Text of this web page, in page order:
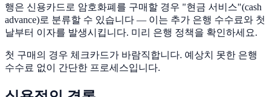
행은 신용카드로 암호화폐를 구매할 경우 "현금 서비스"(cash
advance)로 분류할 수 있습니다 — 이는 추가 은행 수수료와 첫
날부터 이자를 발생시킵니다. 미리 은행 정책을 확인하세요.
첫 구매의 경우 체크카드가 바람직합니다. 예상치 못한 은행
수수료 없이 간단한 프로세스입니다.